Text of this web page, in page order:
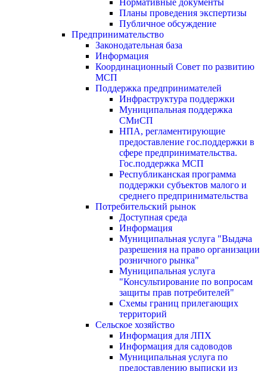
Нормативные документы
Планы проведения экспертизы
Публичное обсуждение
Предпринимательство
Законодательная база
Информация
Координационный Совет по развитию
МСП
Поддержка предпринимателей
Инфраструктура поддержки
Муниципальная поддержка
СМиСП
НПА, регламентирующие
предоставление гос.поддержки в
сфере предпринимательства.
Гос.поддержка МСП
Республиканская программа
поддержки субъектов малого и
среднего предпринимательства
Потребительский рынок
Доступная среда
Информация
Муниципальная услуга "Выдача
разрешения на право организации
розничного рынка"
Муниципальная услуга
"Консультирование по вопросам
защиты прав потребителей"
Схемы границ прилегающих
территорий
Сельское хозяйство
Информация для ЛПХ
Информация для садоводов
Муниципальная услуга по
предоставлению выписки из